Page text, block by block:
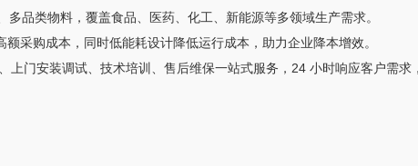
品类物料，覆盖食品、医药、化工、新能源等多领域生产需求。
采购成本，同时低能耗设计降低运行成本，助力企业降本增效。
门安装调试、技术培训、售后维保一站式服务，24 小时响应客户需求